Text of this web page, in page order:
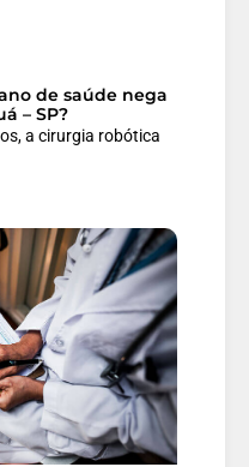
de saúde nega
– SP?
a cirurgia robótica